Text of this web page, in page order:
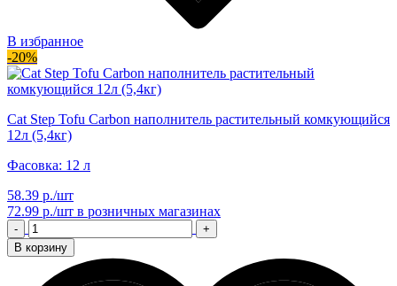
В избранное
-20%
Cat Step Tofu Carbon наполнитель растительный комкующийся
12л (5,4кг)
Фасовка: 12 л
58.39 р./шт
72.99 р./шт в розничных магазинах
-
+
В корзину